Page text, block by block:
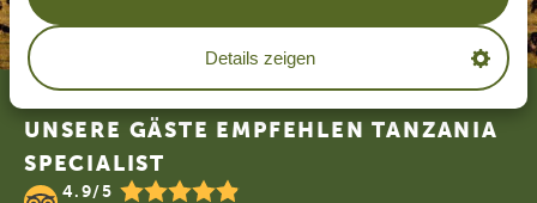
Details zeigen
Footer
UNSERE GÄSTE EMPFEHLEN TANZANIA
SPECIALIST
4.9/5